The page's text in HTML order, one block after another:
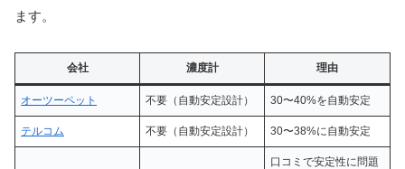
ます。
会社 濃度計 理由
オーツーペット 不要（自動安定設計） 30〜40%を自動安定
テルコム 不要（自動安定設計） 30〜38%に自動安定
口コミで安定性に問題